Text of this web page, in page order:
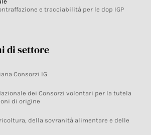
e tracciabilità per le dop IGP
di settore
Consorzi IG
dei Consorzi volontari per la tutela
di origine
della sovranità alimentare e delle